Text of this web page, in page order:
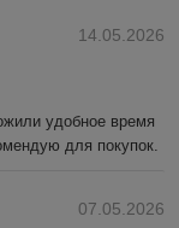
14.05.2026
удобное время
для покупок.
07.05.2026